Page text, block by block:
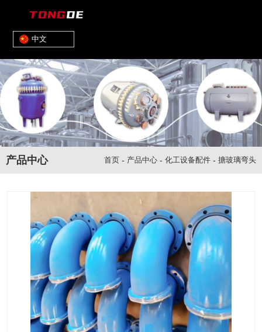
中文
产品中心 首页 - 产品中心 - 化工设备配件 - 搪玻璃弯头